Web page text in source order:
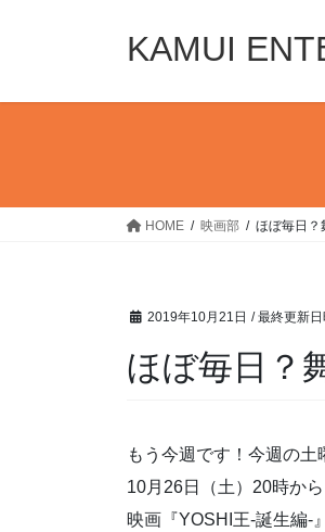
KAMUI
HOME 映画部 ほぼ毎日
2019年10月21日 / 最終更新日
ほぼ毎日？
もう今週です！今週の土
10月26日（土）20時か
映画『YOSHI王-誕生編-